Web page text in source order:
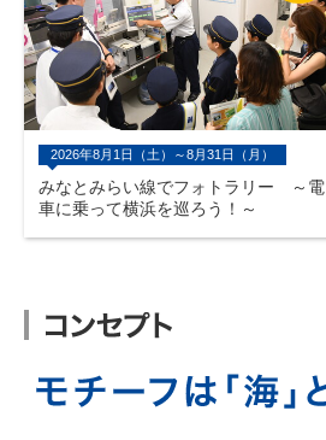
2026年8月1日（土）～8月31日（月）
みなとみらい線でフォトラリー ～電
車に乗って横浜を巡ろう！～